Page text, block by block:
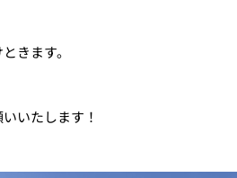
きます。
いたします！